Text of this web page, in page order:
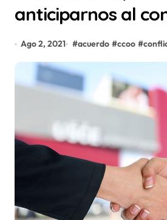
anticiparnos al
Ago 2, 2021 #acuerdo #ccoo #